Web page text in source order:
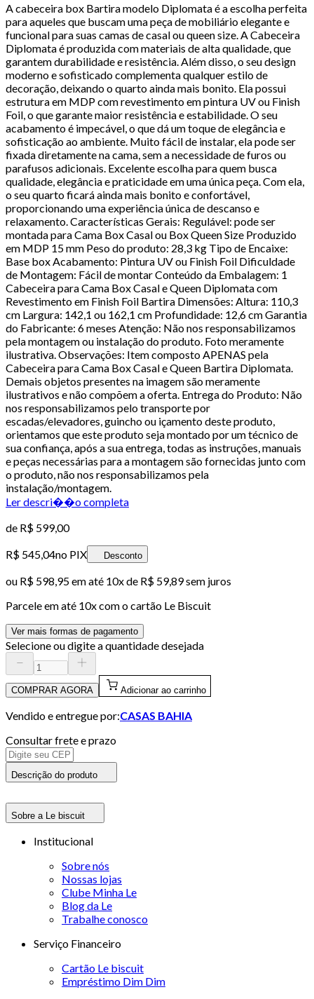
A cabeceira box Bartira modelo Diplomata é a escolha perfeita
para aqueles que buscam uma peça de mobiliário elegante e
funcional para suas camas de casal ou queen size. A Cabeceira
Diplomata é produzida com materiais de alta qualidade, que
garantem durabilidade e resistência. Além disso, o seu design
moderno e sofisticado complementa qualquer estilo de
decoração, deixando o quarto ainda mais bonito. Ela possui
estrutura em MDP com revestimento em pintura UV ou Finish
Foil, o que garante maior resistência e estabilidade. O seu
acabamento é impecável, o que dá um toque de elegância e
sofisticação ao ambiente. Muito fácil de instalar, ela pode ser
fixada diretamente na cama, sem a necessidade de furos ou
parafusos adicionais. Excelente escolha para quem busca
qualidade, elegância e praticidade em uma única peça. Com ela,
o seu quarto ficará ainda mais bonito e confortável,
proporcionando uma experiência única de descanso e
relaxamento. Características Gerais: Regulável: pode ser
montada para Cama Box Casal ou Box Queen Size Produzido
em MDP 15 mm Peso do produto: 28,3 kg Tipo de Encaixe:
Base box Acabamento: Pintura UV ou Finish Foil Dificuldade
de Montagem: Fácil de montar Conteúdo da Embalagem: 1
Cabeceira para Cama Box Casal e Queen Diplomata com
Revestimento em Finish Foil Bartira Dimensões: Altura: 110,3
cm Largura: 142,1 ou 162,1 cm Profundidade: 12,6 cm Garantia
do Fabricante: 6 meses Atenção: Não nos responsabilizamos
pela montagem ou instalação do produto. Foto meramente
ilustrativa. Observações: Item composto APENAS pela
Cabeceira para Cama Box Casal e Queen Bartira Diplomata.
Demais objetos presentes na imagem são meramente
ilustrativos e não compõem a oferta. Entrega do Produto: Não
nos responsabilizamos pelo transporte por
escadas/elevadores, guincho ou içamento deste produto,
orientamos que este produto seja montado por um técnico de
sua confiança, após a sua entrega, todas as instruções, manuais
e peças necessárias para a montagem são fornecidas junto com
o produto, não nos responsabilizamos pela
instalação/montagem.
Ler descri��o completa
de R$ 599,00
R$ 545,04no PIX Desconto
ou R$ 598,95em até 10x de R$ 59,89 sem juros
Parcele em até 10x com o cartão Le Biscuit
Ver mais formas de pagamento
Selecione ou digite a quantidade desejada
COMPRAR AGORA Adicionar ao carrinho
Vendido e entregue por:CASAS BAHIA
Consultar frete e prazo
Descrição do produto
Sobre a Le biscuit
Institucional
Sobre nós
Nossas lojas
Clube Minha Le
Blog da Le
Trabalhe conosco
Serviço Financeiro
Cartão Le biscuit
Empréstimo Dim Dim